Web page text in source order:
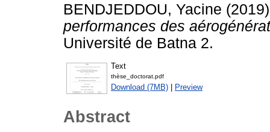
BENDJEDDOU, Yacine
performances des
Université de Batna 2.
Text
thèse_doctorat.pdf
Download (7MB) | Preview
Abstract